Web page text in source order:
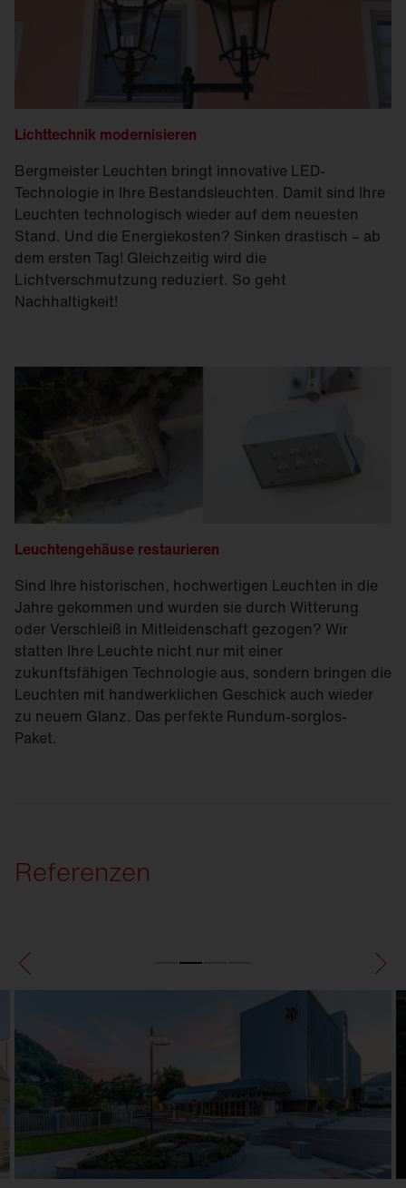
Lichttechnik modernisieren
Bergmeister Leuchten bringt innovative LED-
Technologie in Ihre Bestandsleuchten. Damit sind Ihre
Leuchten technologisch wieder auf dem neuesten
Stand. Und die Energiekosten? Sinken drastisch – ab
dem ersten Tag! Gleichzeitig wird die
Lichtverschmutzung reduziert. So geht
Nachhaltigkeit!
Leuchten­gehäuse restaurieren
Sind Ihre historischen, hochwertigen Leuchten in die
Jahre gekommen und wurden sie durch Witterung
oder Verschleiß in Mitleidenschaft gezogen? Wir
statten Ihre Leuchte nicht nur mit einer
zukunftsfähigen Technologie aus, sondern bringen die
Leuchten mit handwerklichen Geschick auch wieder
zu neuem Glanz. Das perfekte Rundum-sorglos-
Paket.
Referenzen